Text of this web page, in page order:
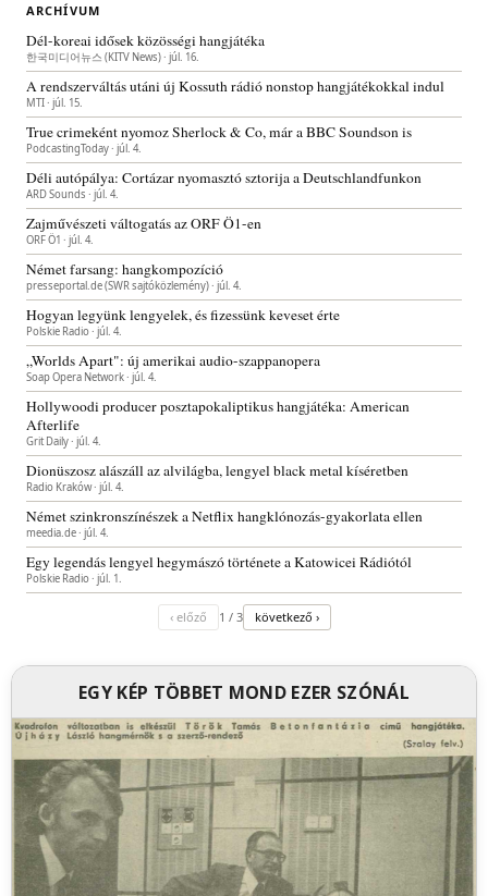
ARCHÍVUM
Dél-koreai idősek közösségi hangjátéka
한국미디어뉴스 (KITV News) · júl. 16.
A rendszerváltás utáni új Kossuth rádió nonstop hangjátékokkal indul
MTI · júl. 15.
True crimeként nyomoz Sherlock & Co, már a BBC Soundson is
PodcastingToday · júl. 4.
Déli autópálya: Cortázar nyomasztó sztorija a Deutschlandfunkon
ARD Sounds · júl. 4.
Zajművészeti váltogatás az ORF Ö1-en
ORF Ö1 · júl. 4.
Német farsang: hangkompozíció
presseportal.de (SWR sajtóközlemény) · júl. 4.
Hogyan legyünk lengyelek, és fizessünk keveset érte
Polskie Radio · júl. 4.
„Worlds Apart": új amerikai audio-szappanopera
Soap Opera Network · júl. 4.
Hollywoodi producer posztapokaliptikus hangjátéka: American
Afterlife
Grit Daily · júl. 4.
Dionüszosz alászáll az alvilágba, lengyel black metal kíséretben
Radio Kraków · júl. 4.
Német szinkronszínészek a Netflix hangklónozás-gyakorlata ellen
meedia.de · júl. 4.
Egy legendás lengyel hegymászó története a Katowicei Rádiótól
Polskie Radio · júl. 1.
‹ előző 1 / 3 következő ›
EGY KÉP TÖBBET MOND EZER SZÓNÁL